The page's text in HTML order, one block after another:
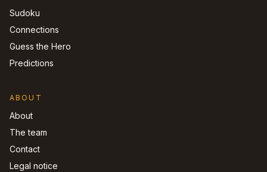
Sudoku
Connections
Guess the Hero
Predictions
ABOUT
About
The team
Contact
Legal notice